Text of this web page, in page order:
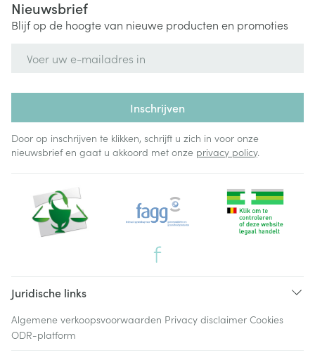
Nieuwsbrief
Blijf op de hoogte van nieuwe producten en promoties
Inschrijven
Door op inschrijven te klikken, schrijft u zich in voor onze
nieuwsbrief en gaat u akkoord met onze privacy policy.
Juridische links
Algemene verkoopsvoorwaarden Privacy disclaimer Cookies
ODR-platform